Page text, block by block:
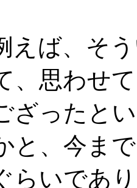
ば、そ
、思わせ
ざったと
と、今ま
らいであ